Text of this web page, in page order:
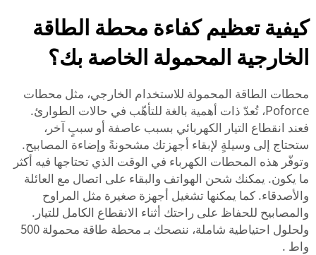
كيفية تعظيم كفاءة محطة الطاقة
الخارجية المحمولة الخاصة بك؟
محطات الطاقة المحمولة للاستخدام الخارجي، مثل محطات
Poforce، تُعدّ ذات أهمية بالغة للتأهّب في حالات الطوارئ.
فعند انقطاع التيار الكهربائي بسبب عاصفة أو سببٍ آخر،
ستحتاج إلى وسيلةٍ لإبقاء أجهزتك مشحونةً وإضاءة المصابيح.
وتوفّر هذه المحطات الكهرباء في الوقت الذي تحتاجها فيه أكثر
ما يكون. يمكنك شحن الهواتف والبقاء على اتصال مع العائلة
والأصدقاء. كما يمكنها تشغيل أجهزة صغيرة مثل المراوح
والمصابيح للحفاظ على راحتك أثناء الانقطاع الكامل للتيار.
ولحلول احتياطية شاملة، ننصحك بـ
محطة طاقة محمولة 500
واط .